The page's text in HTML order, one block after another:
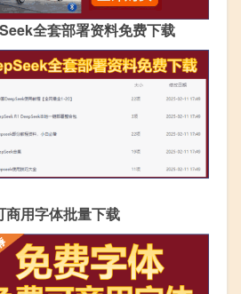
全套部署资料免费下载
商用字体批量下载